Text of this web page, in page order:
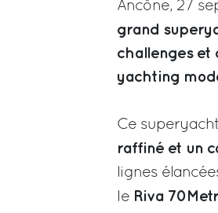
Ancône, 27
grand
challenges et
yachting
Ce
raffiné et un
lignes
le Riva